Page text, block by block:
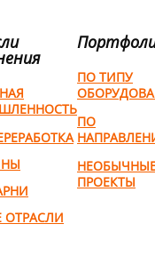
ОТРАСЛИ
ПО ТИПУ
ПО
ПРОЕКТЫ